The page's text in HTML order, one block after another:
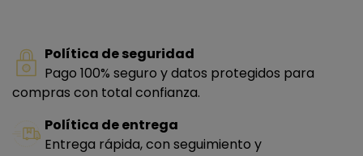
Política de seguridad
Pago 100% seguro y datos protegidos para
compras con total confianza.
Política de entrega
Entrega rápida, con seguimiento y